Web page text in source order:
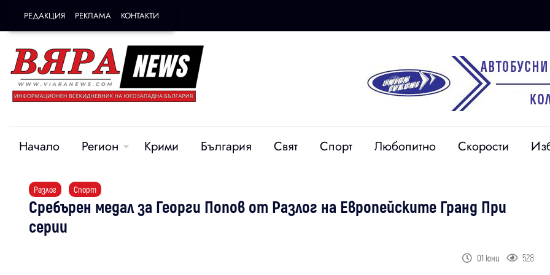
РЕДАКЦИЯ РЕКЛАМА КОНТАКТИ
Начало Регион Крими България Свят Спорт Любопитно Скорости
Разлог Спорт
Сребърен медал за Георги Попов от Разлог на Европейските Гранд При
серии
01 юни 528